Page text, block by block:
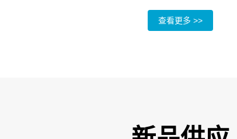
查看更多 >>